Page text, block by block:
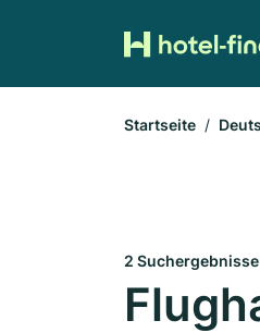
Startseite
2